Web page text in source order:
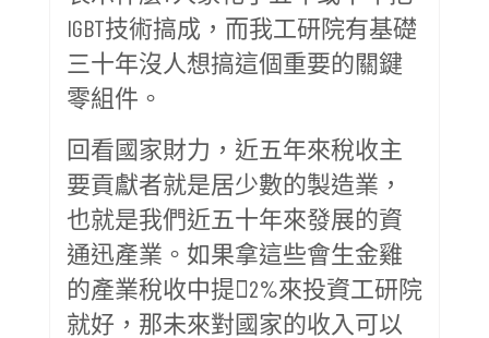
IGBT技術搞成，而我工研院有基礎
三十年沒人想搞這個重要的關鍵
零組件。
回看國家財力，近五年來稅收主
要貢獻者就是居少數的製造業，
也就是我們近五十年來發展的資
通迅產業。如果拿這些會生金雞
的產業稅收中提𢯸2%來投資工研院
就好，那未來對國家的收入可以